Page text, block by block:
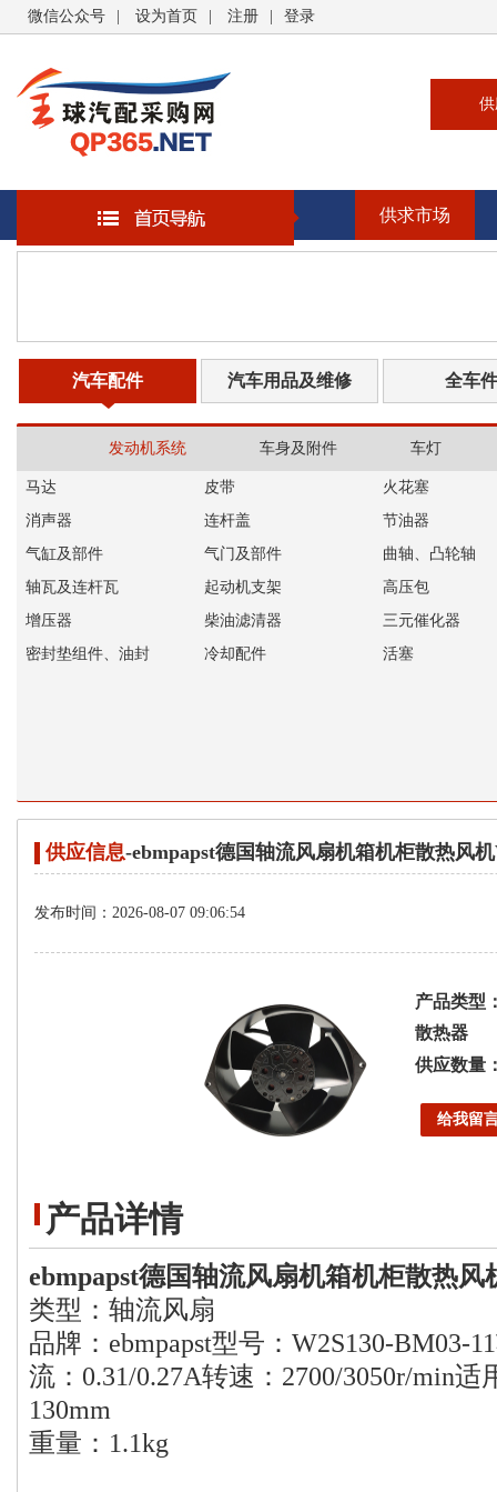
微信公众号 设为首页 注册 登录
供求市场
汽车配件 汽车用品及维修 全车件
发动机系统 车身及附件 车灯
马达 皮带
火花塞
消声器
连杆盖
节油器
气缸及部件
气门及部件
曲轴、凸轮轴
轴瓦及连杆瓦
起动机支架
高压包
增压器
柴油滤清器
三元催化器
密封垫组件、油封
冷却配件 活塞
供应信息-ebmpapst德国轴流风扇机箱机柜散热风
发布时间：2026-08-07 09:06:54
产品类型
散热器
供应数量
给我留
产品详情
ebmpapst德国轴流风扇机箱机柜散热风
类型：轴流风扇
品牌：ebmpapst型号：W2S130-BM03-11
流：0.31/0.27A转速：2700/3050r/min适
130mm
重量：1.1kg